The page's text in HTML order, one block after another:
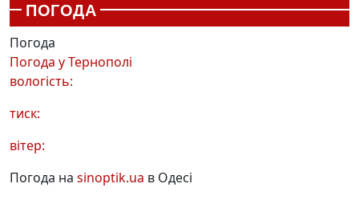
ПОГОДА
Погода
Погода уТернополі
вологість:
тиск:
вітер:
Погода на sinoptik.ua в Одесі